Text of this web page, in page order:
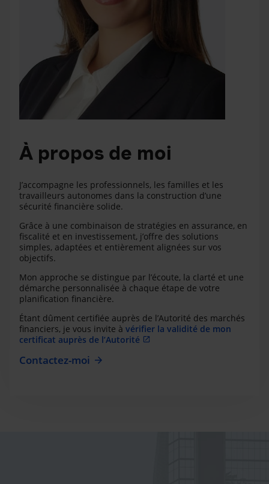
À propos de moi
J’accompagne les professionnels, les familles et les
travailleurs autonomes dans la construction d’une
sécurité financière solide.
Grâce à une combinaison de stratégies en assurance, en
fiscalité et en investissement, j’offre des solutions
simples, adaptées et entièrement alignées sur vos
objectifs.
Mon approche se distingue par l’écoute, la clarté et une
démarche personnalisée à chaque étape de votre
planification financière.
Étant dûment certifiée auprès de l’Autorité des marchés
financiers, je vous invite à vérifier la validité de mon
certificat auprès de l’Autorité
Contactez-moi